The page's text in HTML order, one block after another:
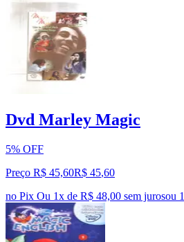
Dvd Marley Magic
5% OFF
Preço R$ 45,60R$ 45,60
no Pix Ou 1x de R$ 48,00 sem jurosou 1